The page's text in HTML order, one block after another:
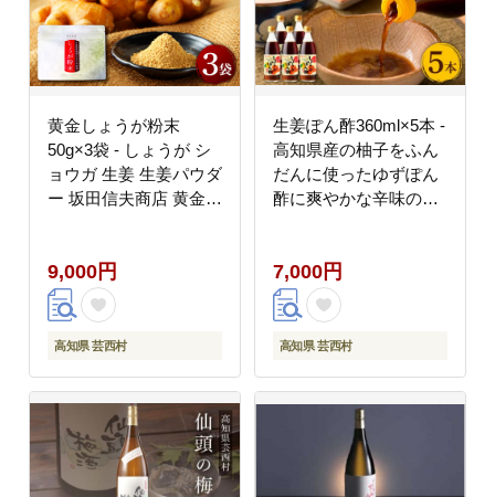
黄金しょうが粉末
50g×3袋 - しょうが シ
ョウガ 生姜 生姜パウダ
ー 坂田信夫商店 黄金し
美容 ふるさとのうぜい
故郷納税9000円 返礼品
9,000円
高知県 芸西村
生姜ぽん酢360ml×5本 -
高知県産の柚子をふん
だんに使ったゆずぽん
酢に爽やかな辛味の黄
酢 ぽん酢しょうゆ 生姜
黄金しょうが 調味料 ド
レッシング 鍋
7,000円
高知県 芸西村